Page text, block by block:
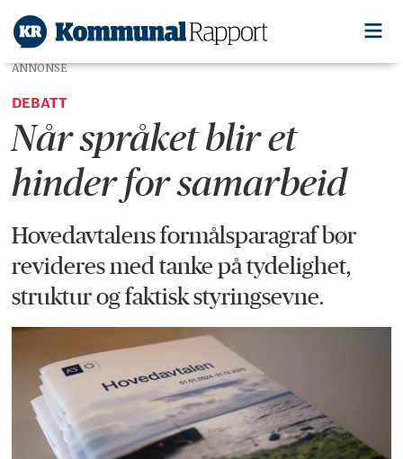
ANNONSE
DEBATT
Når språket blir et
hinder for samarbeid
Hovedavtalens formålsparagraf bør
revideresmed tanke på tydelighet,
struktur og faktisk styringsevne.